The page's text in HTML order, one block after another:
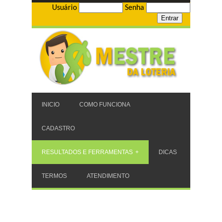
Usuário Senha
INICIO COMO FUNCIONA
CADASTRO
RESULTADOS E FERRAMENTAS DICAS
TERMOS ATENDIMENTO